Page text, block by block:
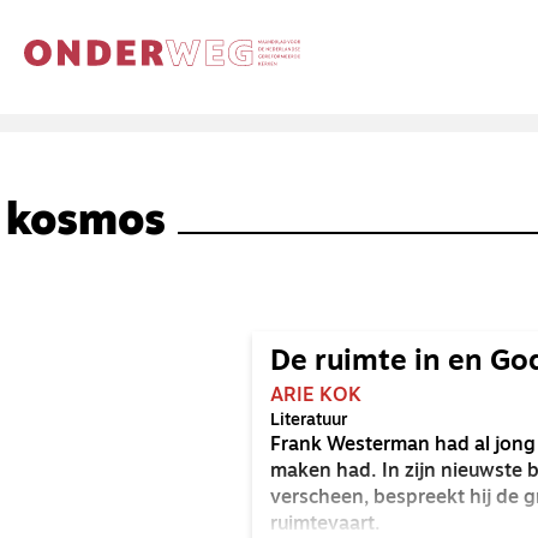
kosmos
De ruimte in en
ARIE KOK
Literatuur
Frank Westerman had al
maken had. In zijn nieuwste
verscheen, bespreekt hij de
ruimtevaart.